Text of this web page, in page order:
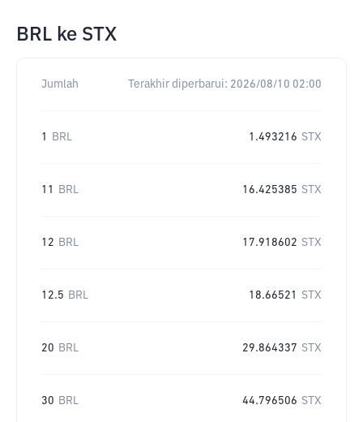
BRL ke STX
Jumlah Terakhir diperbarui: 2026/08/10 02:00
1 BRL 1.493216 STX
11 BRL 16.425385 STX
12 BRL 17.918602 STX
12.5 BRL 18.66521 STX
20 BRL 29.864337 STX
30 BRL 44.796506 STX